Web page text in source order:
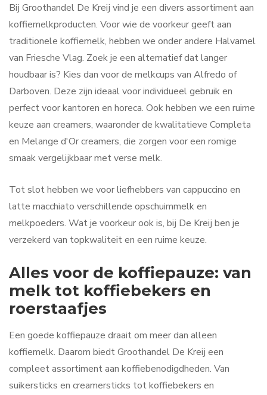
Bij Groothandel De Kreij vind je een divers assortiment aan
koffiemelkproducten. Voor wie de voorkeur geeft aan
traditionele koffiemelk, hebben we onder andere Halvamel
van Friesche Vlag. Zoek je een alternatief dat langer
houdbaar is? Kies dan voor de melkcups van Alfredo of
Darboven. Deze zijn ideaal voor individueel gebruik en
perfect voor kantoren en horeca. Ook hebben we een ruime
keuze aan creamers, waaronder de kwalitatieve Completa
en Melange d'Or creamers, die zorgen voor een romige
smaak vergelijkbaar met verse melk.
Tot slot hebben we voor liefhebbers van cappuccino en
latte macchiato verschillende opschuimmelk en
melkpoeders. Wat je voorkeur ook is, bij De Kreij ben je
verzekerd van topkwaliteit en een ruime keuze.
Alles voor de koffiepauze: van
melk tot koffiebekers en
roerstaafjes
Een goede koffiepauze draait om meer dan alleen
koffiemelk. Daarom biedt Groothandel De Kreij een
compleet assortiment aan koffiebenodigdheden. Van
suikersticks en creamersticks tot koffiebekers en